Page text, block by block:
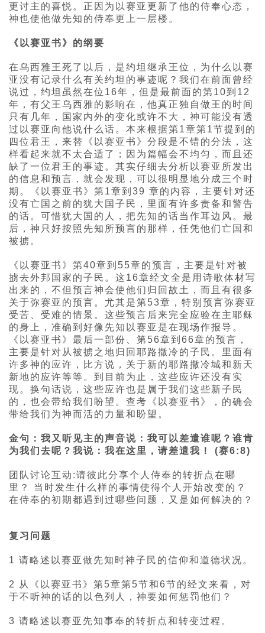
更讨主的喜悦。正因为以赛亚更新了他的侍奉心态，
神也使他做先知的侍奉更上一层楼。
《以赛亚书》的纲要
在乌西雅王死了以后，是约坦继承王位，为什么以赛
亚没有记录什么有关约坦的事迹呢？我们在前面曾经
说过，约坦虽然在位16年，但是最前面的第10到12
年，有父王乌西雅的影响在，他真正独自做王的时间
只有几年，国家内外的变化或许不大，神可能没有透
过以赛亚向他说什么话。本来根据第1章第1节提到的
四位君王，来替《以赛亚书》分段是不错的分法，这
样看起来就不太合适了；因为篇幅会不均匀，而且还
缺了一位君王的事迹。其实仔细去分析以赛亚所发出
的信息和预言，就会发现，可以很明显地分成三个时
期。《以赛亚书》第1章到39 章的内容，主要针对还
没有亡国之前的犹大国子民，里面有许多责备和警告
的话。可惜犹大国的人，把先知的话当作耳边风。最
后，神只好按照先知所预言的那样，任凭他们亡国和
被掳。
《以赛亚书》第40章到55章的预言，主要是针对被
掳去外邦国家的子民。这16章经文全是用诗歌体材写
出来的，不但预言神会使他们归回故土，而且有很多
关于弥赛亚的预言。尤其是第53章，特别预言弥赛亚
受苦、受难的情景。这些预言后来完全应验在主耶稣
的身上，准确到好像先知以赛亚是在现场作报导。
《以赛亚书》最后一部份、第56章到66章的预言，
主要是针对从被掳之地归回耶路撒冷的子民。里面有
许多神的应许，比方说，关于新的耶路撒冷城和新天
新地的应许等等。到目前为止，这些应许还没有实
现。换句话说，这些应许也是属于我们这些新子民
的，也会带给我们盼望。查考《以赛亚书》，的确会
带给我们为神而活的力量和盼望。
金句：我又听见主的声音说：我可以差遣谁呢？谁肯
为我们去呢？我说：我在这里，请差遣我！
(赛6:8)
团队讨论互动:请彼此分享个人侍奉的转折点在哪
里？ 当时发生什么样的事情使得个人开始改变的？
在侍奉的初期都遇到过哪些问题，又是如何解决的？
复习问题
1 请略述以赛亚做先知时神子民的信仰和道德状况。
2 从《以赛亚书》第5章第5节和6节的经文来看，对
于不听神的话的以色列人，神要如何惩罚他们？
3 请略述以赛亚先知事奉的转折点和转变过程。